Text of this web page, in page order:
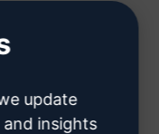
come
update
and insights